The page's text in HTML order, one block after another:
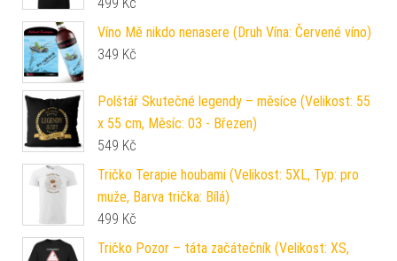
499 Kč
Víno Mě nikdo nenasere (Druh Vína: Červené víno)
349 Kč
Polštář Skutečné legendy – měsíce (Velikost: 55
x 55 cm, Měsíc: 03 - Březen)
549 Kč
Tričko Terapie houbami (Velikost: 5XL, Typ: pro
muže, Barva trička: Bílá)
499 Kč
Tričko Pozor – táta začátečník (Velikost: XS,